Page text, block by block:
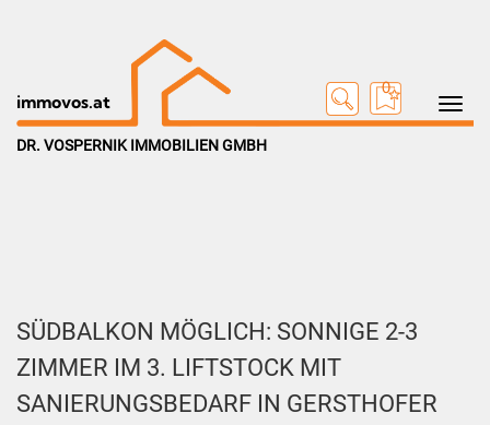
Toggle
immovos.at
0
DR. VOSPERNIK IMMOBILIEN GMBH
SÜDBALKON MÖGLICH: SONNIGE 2-3
ZIMMER IM 3. LIFTSTOCK MIT
SANIERUNGSBEDARF IN GERSTHOFER